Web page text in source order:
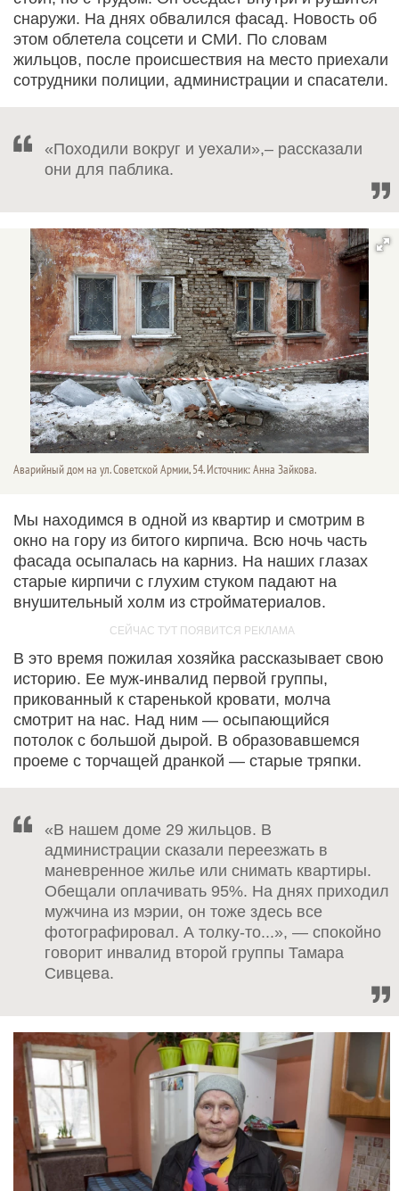
снаружи. На днях обвалился фасад. Новость об
этом облетела соцсети и СМИ. По словам
жильцов, после происшествия на место приехали
сотрудники полиции, администрации и спасатели.
«Походили вокруг и уехали»,– рассказали
они для паблика.
Аварийный дом на ул. Советской Армии, 54. Источник: Анна Зайкова.
Мы находимся в одной из квартир и смотрим в
окно на гору из битого кирпича. Всю ночь часть
фасада осыпалась на карниз. На наших глазах
старые кирпичи с глухим стуком падают на
внушительный холм из стройматериалов.
В это время пожилая хозяйка рассказывает свою
историю. Ее муж-инвалид первой группы,
прикованный к старенькой кровати, молча
смотрит на нас. Над ним — осыпающийся
потолок с большой дырой. В образовавшемся
проеме с торчащей дранкой — старые тряпки.
«В нашем доме 29 жильцов. В
администрации сказали переезжать в
маневренное жилье или снимать квартиры.
Обещали оплачивать 95%. На днях приходил
мужчина из мэрии, он тоже здесь все
фотографировал. А толку-то...», — спокойно
говорит инвалид второй группы Тамара
Сивцева.